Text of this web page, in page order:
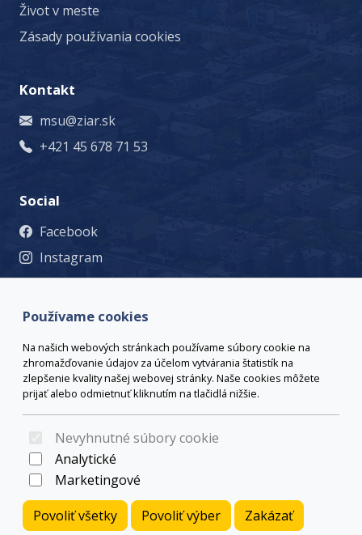
Používame cookies
Na našich webových stránkach používame súbory cookie na
zhromažďovanie údajov za účelom vytvárania štatistík na
zlepšenie kvality našej webovej stránky. Naše cookies môžete
prijať alebo odmietnuť kliknutím na tlačidlá nižšie.
Nevyhnutné súbory cookie
Analytické
Marketingové
Povoliť všetky
Povoliť výber Zakázať
Život v meste
Zásady používania cookies
Kontakt
msu@ziar.sk
+421 45 678 71 53
Social
Facebook
Instagram
nad Hronom, +421 45 678 71 53, msu@ziar.sk,
© 2026 Arrabella s.r.o., mayabella s.r.o., Všetky práva
vyhradené.
Hosting: - Web: